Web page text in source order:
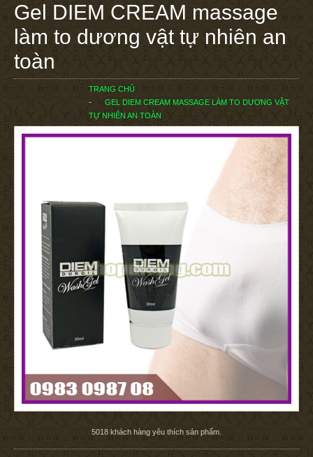
Gel DIEM CREAM massage
làm to dương vật tự nhiên an
toàn
TRANG CHỦ
GEL DIEM CREAM MASSAGE LÀM TO DƯƠNG VẬT
TỰ NHIÊN AN TOÀN
5018 khách hàng yêu thích sản phẩm.